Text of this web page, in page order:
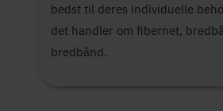
bedst til deres individuelle
det handler om fibernet,
bredbånd.